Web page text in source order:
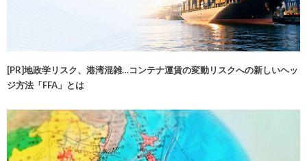
[PR]地政学リスク、港湾混雑…コンテナ運賃の変動リスクへの新しいヘッ
ジ方法「FFA」とは